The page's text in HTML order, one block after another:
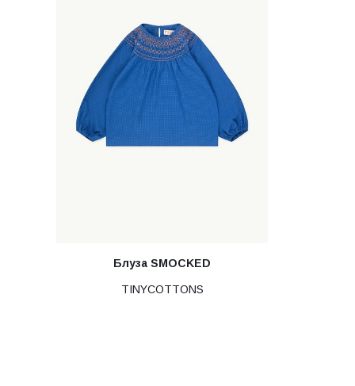
Блуза SMOCKED
TINYCOTTONS